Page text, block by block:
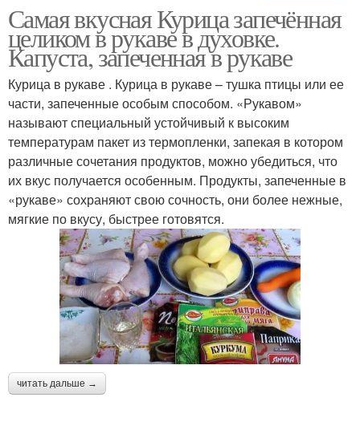
Курочка с цитрусовым
ароматом
Сливочная курочка
Курочка в духовке
Самая вкусная Курица запечённая
целиком в рукаве в духовке.
Капуста, запеченная в рукаве
Курица в рукаве . Курица в рукаве – тушка птицы или ее
части, запеченные особым способом. «Рукавом»
называют специальный устойчивый к высоким
температурам пакет из термопленки, запекая в котором
различные сочетания продуктов, можно убедиться, что
их вкус получается особенным. Продукты, запеченные в
«рукаве» сохраняют свою сочность, они более нежные,
мягкие по вкусу, быстрее готовятся.
читать дальше →